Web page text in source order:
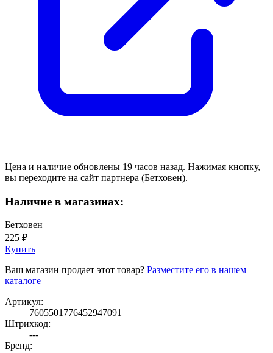
Цена и наличие обновлены 19 часов назад. Нажимая кнопку,
вы переходите на сайт партнера (Бетховен).
Наличие в магазинах:
Бетховен
225 ₽
Купить
Ваш магазин продает этот товар? Разместите его в нашем
каталоге
Артикул:
7605501776452947091
Штрихкод:
---
Бренд: